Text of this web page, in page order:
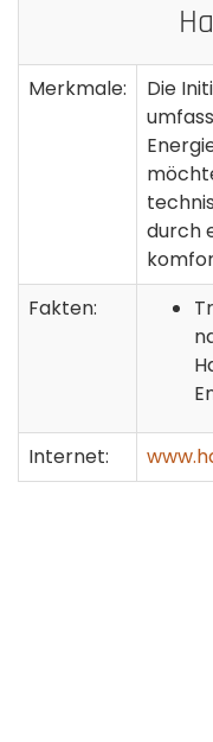
Merkmale:
Die
durch
Fakten:
Internet: